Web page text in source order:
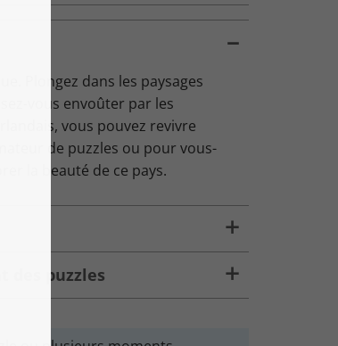
Plongez dans les paysages
vous envoûter par les
vous pouvez revivre
de puzzles ou pour vous-
la beauté de ce pays.
des puzzles